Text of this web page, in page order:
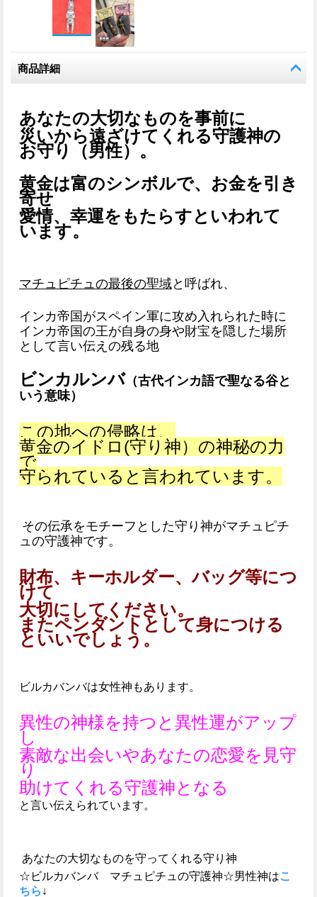
商品詳細
あなたの大切なものを事前に
災いから遠ざけてくれる守護神の
お守り（男性）。
黄金は富のシンボルで、お金を引き
寄せ
愛情、幸運をもたらすといわれて
います。
マチュピチュの最後の聖域と呼ばれ、
インカ帝国がスペイン軍に攻め入れられた時に
インカ帝国の王が自身の身や財宝を隠した場所
として言い伝えの残る地
ビンカルンバ （古代インカ語で聖なる谷と
いう意味）
この地への侵略は、
黄金のイドロ(守り神）の神秘の力
で
守られていると言われています。
その伝承をモチーフとした守り神がマチュピチ
ュの守護神です。
財布、キーホルダー、バッグ等につ
けて
大切にしてください。
またペンダントとして身につける
といいでしょう。
ビルカバンバは女性神もあります。
異性の神様を持つと異性運がアップ
し
素敵な出会いやあなたの恋愛を見守
り
助けてくれる守護神となる
と言い伝えられています。
あなたの大切なものを守ってくれる守り神
☆ ビルカバンバ マチュピチュの守護神☆男性神はこ
ちら ↓